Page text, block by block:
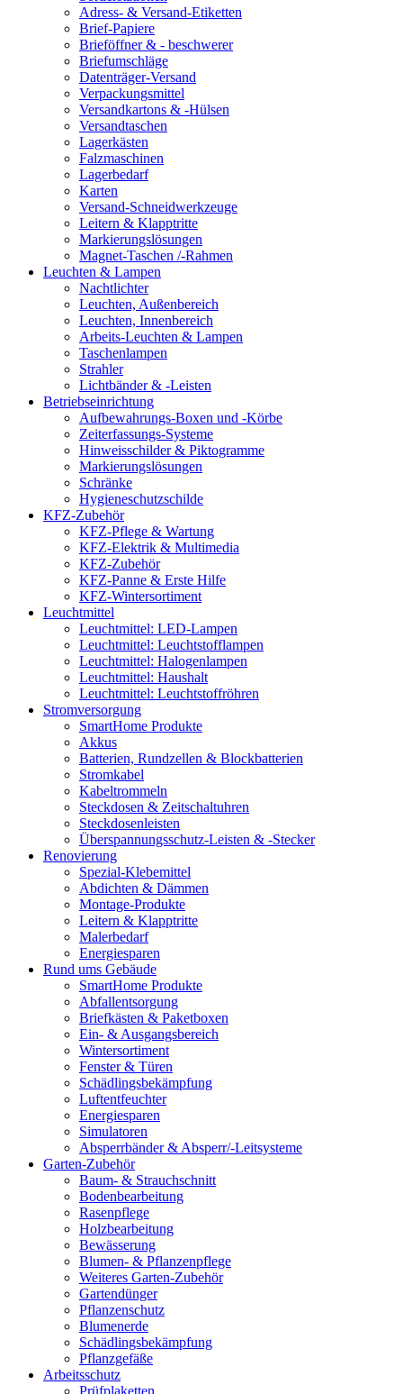
Adress- & Versand-Etiketten
Brief-Papiere
Brieföffner & - beschwerer
Briefumschläge
Datenträger-Versand
Verpackungsmittel
Versandkartons & -Hülsen
Versandtaschen
Lagerkästen
Falzmaschinen
Lagerbedarf
Karten
Versand-Schneidwerkzeuge
Leitern & Klapptritte
Markierungslösungen
Magnet-Taschen /-Rahmen
Leuchten & Lampen
Nachtlichter
Leuchten, Außenbereich
Leuchten, Innenbereich
Arbeits-Leuchten & Lampen
Taschenlampen
Strahler
Lichtbänder & -Leisten
Betriebseinrichtung
Aufbewahrungs-Boxen und -Körbe
Zeiterfassungs-Systeme
Hinweisschilder & Piktogramme
Markierungslösungen
Schränke
Hygieneschutzschilde
KFZ-Zubehör
KFZ-Pflege & Wartung
KFZ-Elektrik & Multimedia
KFZ-Zubehör
KFZ-Panne & Erste Hilfe
KFZ-Wintersortiment
Leuchtmittel
Leuchtmittel: LED-Lampen
Leuchtmittel: Leuchtstofflampen
Leuchtmittel: Halogenlampen
Leuchtmittel: Haushalt
Leuchtmittel: Leuchtstoffröhren
Stromversorgung
SmartHome Produkte
Akkus
Batterien, Rundzellen & Blockbatterien
Stromkabel
Kabeltrommeln
Steckdosen & Zeitschaltuhren
Steckdosenleisten
Überspannungsschutz-Leisten & -Stecker
Renovierung
Spezial-Klebemittel
Abdichten & Dämmen
Montage-Produkte
Leitern & Klapptritte
Malerbedarf
Energiesparen
Rund ums Gebäude
SmartHome Produkte
Abfallentsorgung
Briefkästen & Paketboxen
Ein- & Ausgangsbereich
Wintersortiment
Fenster & Türen
Schädlingsbekämpfung
Luftentfeuchter
Energiesparen
Simulatoren
Absperrbänder & Absperr/-Leitsysteme
Garten-Zubehör
Baum- & Strauchschnitt
Bodenbearbeitung
Rasenpflege
Holzbearbeitung
Bewässerung
Blumen- & Pflanzenpflege
Weiteres Garten-Zubehör
Gartendünger
Pflanzenschutz
Blumenerde
Schädlingsbekämpfung
Pflanzgefäße
Arbeitsschutz
Prüfplaketten